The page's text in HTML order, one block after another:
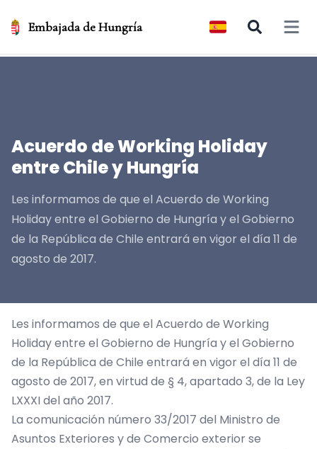
Embajada de Hungría Open
Acuerdo de Working Holiday
entre Chile y Hungría
Les informamos de que el Acuerdo de Working
Holiday entre el Gobierno de Hungría y el Gobierno
de la República de Chile entrará en vigor el día 11 de
agosto de 2017.
Les informamos de que el Acuerdo de Working
Holiday entre el Gobierno de Hungría y el Gobierno
de la República de Chile entrará en vigor el día 11 de
agosto de 2017, en virtud de § 4, apartado 3, de la Ley
LXXXI del año 2017.
La comunicación número 33/2017 del Ministro de
Asuntos Exteriores y de Comercio exterior se